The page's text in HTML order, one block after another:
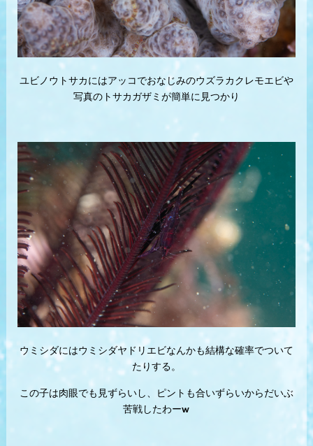
ユビノウトサカにはアッコでおなじみのウズラカクレモエビや
写真のトサカガザミが簡単に見つかり
ウミシダにはウミシダヤドリエビなんかも結構な確率でついて
たりする。
この子は肉眼でも見ずらいし、ピントも合いずらいからだいぶ
苦戦したわーw